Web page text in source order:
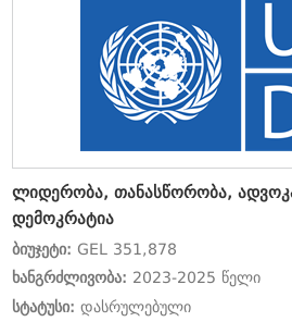
ლიდერობა, თანასწორობა,
დემოკრატია
ბიუჯეტი: GEL 351,878
ხანგრძლივობა: 2023-2025 წელი
სტატუსი:დასრულებული